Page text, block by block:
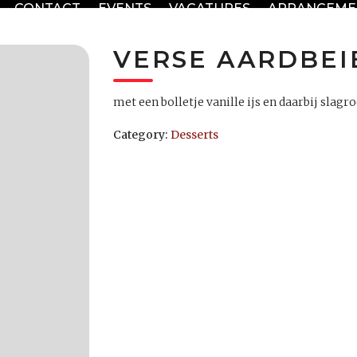
CONTACT EVENTS VACATURES
VERSE
met een bolletje vanille ijs en daarbij
Category: Desserts